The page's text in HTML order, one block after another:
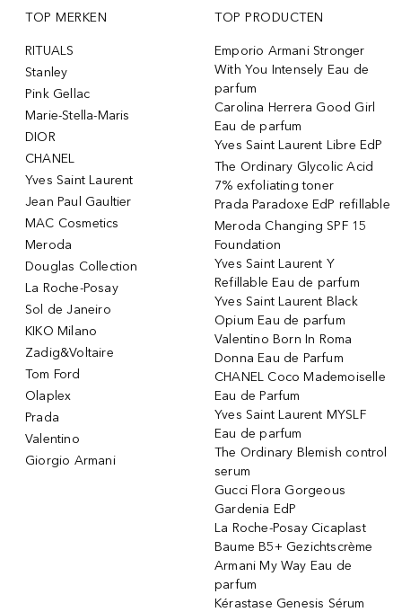
TOP MERKEN
RITUALS
Stanley
Pink Gellac
Marie-Stella-Maris
DIOR
CHANEL
Yves Saint Laurent
Jean Paul Gaultier
MAC Cosmetics
Meroda
Douglas Collection
La Roche-Posay
Sol de Janeiro
KIKO Milano
Zadig&Voltaire
Tom Ford
Olaplex
Prada
Valentino
Giorgio Armani
TOP PRODUCTEN
Emporio Armani Stronger
With You Intensely Eau de
parfum
Carolina Herrera Good Girl
Eau de parfum
Yves Saint Laurent Libre EdP
The Ordinary Glycolic Acid
7% exfoliating toner
Prada Paradoxe EdP refillable
Meroda Changing SPF 15
Foundation
Yves Saint Laurent Y
Refillable Eau de parfum
Yves Saint Laurent Black
Opium Eau de parfum
Valentino Born In Roma
Donna Eau de Parfum
CHANEL Coco Mademoiselle
Eau de Parfum
Yves Saint Laurent MYSLF
Eau de parfum
The Ordinary Blemish control
serum
Gucci Flora Gorgeous
Gardenia EdP
La Roche-Posay Cicaplast
Baume B5+ Gezichtscrème
Armani My Way Eau de
parfum
Kérastase Genesis Sérum